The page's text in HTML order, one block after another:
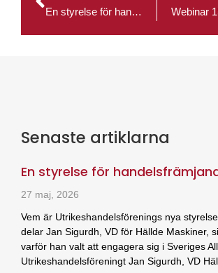
En styrelse för handelsfrämjande uppdrag
Senaste artiklarna
En styrelse för
27 maj, 2026
Vem är Utrikeshandelsförenings nya
delar Jan Sigurdh, VD för Hällde Maskiner,
varför han valt att engagera sig i Sveriges
Utrikeshandelsföreningt Jan Sigurdh, VD